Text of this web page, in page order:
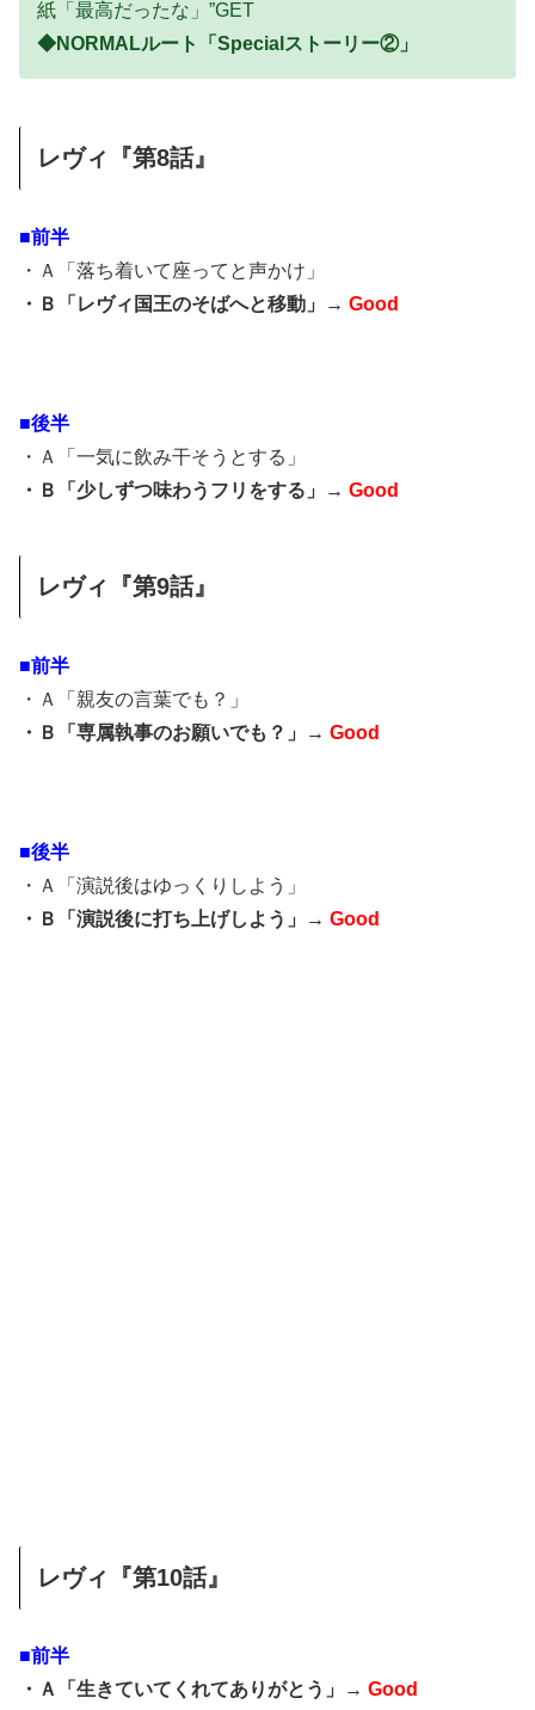
紙「最高だったな」”GET
◆NORMALルート「Specialストーリー②」
レヴィ『第8話』
■前半
・Ａ「落ち着いて座ってと声かけ」
・Ｂ「レヴィ国王のそばへと移動」→ Good
■後半
・Ａ「一気に飲み干そうとする」
・Ｂ「少しずつ味わうフリをする」→ Good
レヴィ『第9話』
■前半
・Ａ「親友の言葉でも？」
・Ｂ「専属執事のお願いでも？」→ Good
■後半
・Ａ「演説後はゆっくりしよう」
・Ｂ「演説後に打ち上げしよう」→ Good
レヴィ『第10話』
■前半
・Ａ「生きていてくれてありがとう」→ Good